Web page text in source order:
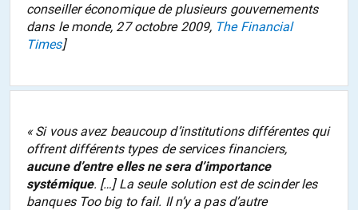
conseiller économique de plusieurs gouvernements
dans le monde, 27 octobre 2009, The Financial
Times]
«Si vous avez beaucoup d’institutions différentes qui
offrent différents types de services financiers,
aucune d’entre elles ne sera d’importance
systémique. […]La seule solution est de scinder les
banques Too big to fail. Il n’y a pas d’autre